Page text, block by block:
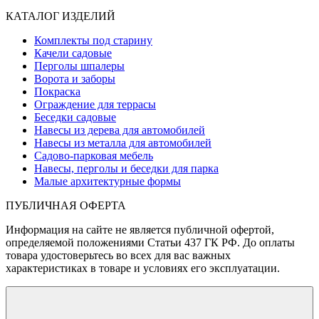
КАТАЛОГ ИЗДЕЛИЙ
Комплекты под старину
Качели садовые
Перголы шпалеры
Ворота и заборы
Покраска
Ограждение для террасы
Беседки садовые
Навесы из дерева для автомобилей
Навесы из металла для автомобилей
Садово-парковая мебель
Навесы, перголы и беседки для парка
Малые архитектурные формы
ПУБЛИЧНАЯ ОФЕРТА
Информация на сайте не является публичной офертой,
определяемой положениями Статьи 437 ГК РФ. До оплаты
товара удостоверьтесь во всех для вас важных
характеристиках в товаре и условиях его эксплуатации.